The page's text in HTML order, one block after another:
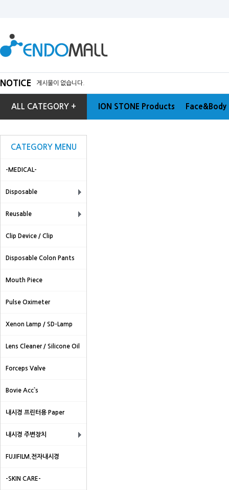
NOTICE 게시물이 없습니다.
ALL CATEGORY + ION STONE Products
CATEGORY MENU
-MEDICAL-
Disposable
Reusable
Clip Device / Clip
Disposable Colon Pants
Mouth Piece
Pulse Oximeter
Xenon Lamp / SD-Lamp
Lens Cleaner / Silicone Oil
Forceps Valve
Bovie Acc`s
내시경 프린터용 Paper
내시경 주변장치
FUJIFILM.전자내시경
-SKIN CARE-